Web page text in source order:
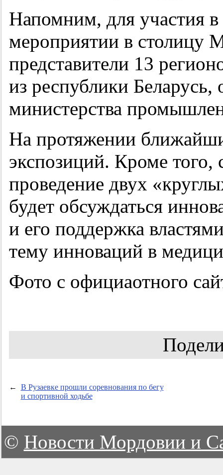
Напомним, для участия
мероприятии в столицу
представители 13
из республики
министерства
На протяжении
экспозиций. Кроме того,
проведение двух
будет обсуждаться
и его поддержка
тему инноваций в
Фото с официаотного
←
В Рузаевке прошли соревнования по бегу
и спортивной ходьбе
© Новости Мордовии и